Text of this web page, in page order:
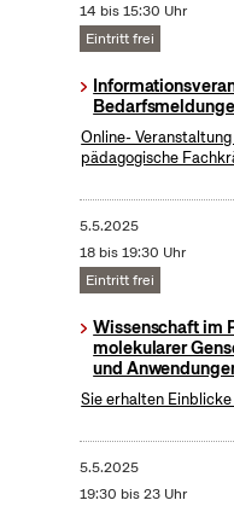
14 bis 15:30 Uhr
Eintritt frei
Online-
pädagogische
5.5.2025
18 bis 19:30 Uhr
Eintritt frei
Wissenschaft im
molekularer
und
Sie erhalten
5.5.2025
19:30 bis 23 Uhr